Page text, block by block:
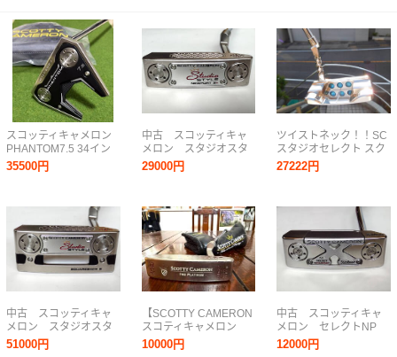
スコッティキャメロン
PHANTOM7.5 34イン
チ 新品ヘッドカバー
35500円
中古 スコッティキャ
メロン スタジオスタ
イル スクエアバック
51000円
中古 スコッティキャ
メロン スタジオスタ
イル NP2プラス 34
29000円
【SCOTTY CAMERON
スコティキャメロン
PRO PLATINUMパタ
ー】NEW PORT MIL-
10000円
ツイストネック！！SC
スタジオセレクト スク
エアバック No.2 ☆ ミ
ラーフィニッシュ！正
27222円
中古 スコッティキャ
メロン セレクトNP
M2 スタビリティシャ
12000円